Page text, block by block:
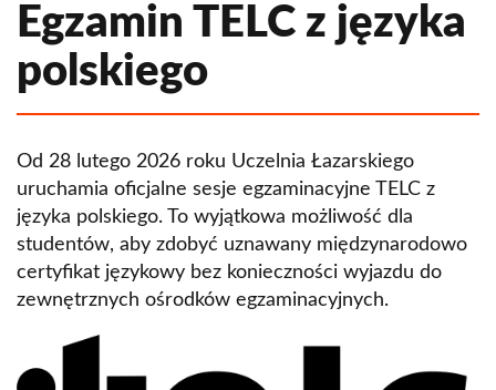
Egzamin TELC z języka
polskiego
Od 28 lutego 2026 roku Uczelnia Łazarskiego
uruchamia oficjalne sesje egzaminacyjne TELC z
języka polskiego. To wyjątkowa możliwość dla
studentów, aby zdobyć uznawany międzynarodowo
certyfikat językowy bez konieczności wyjazdu do
zewnętrznych ośrodków egzaminacyjnych.
Obraz
Kursy indywidualne
Kursy semestralne dla studentów programu
Erasmus+
Język polski dla początkujących | Semestralny
Kursy do egzaminów państwowych
Kursy przygotowawcze na studia | roczne
Kursy przygotowawcze na studia | semestralne
Państwowe egzaminy certyfikatowe z języka
polskiego jako obcego
Egzaminy na certyfikaty międzynarodowe
LanguageCert Test of English (LTE) Listening
& Reading
LanguageCert Test of English (LTE) Writing
LanguageCert Test of English (LTE) Speaking
TOLES - Test Of Legal English Skills
Egzamin TELC z języka polskiego
Kursy doskonalące
Kursy E-learningowe
Kursy indywidualne
Kursy przygotowawcze na studia
Język angielski
Kursy semestralne dla studentów programu